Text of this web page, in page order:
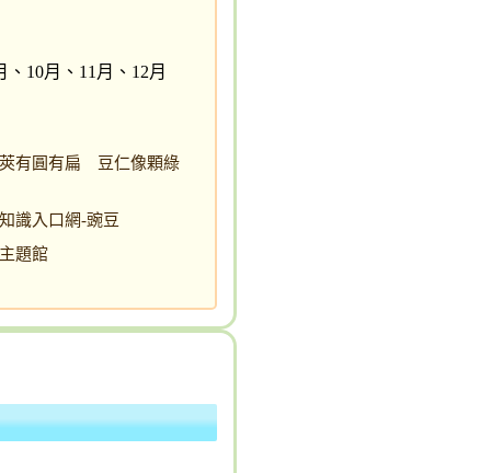
10月、11月、12月
有圓有扁 豆仁像顆綠
識入口網-豌豆
題館